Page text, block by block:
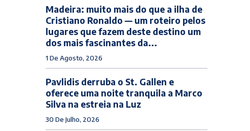
Madeira: muito mais do que a ilha de
Cristiano Ronaldo — um roteiro pelos
lugares que fazem deste destino um
dos mais fascinantes da...
1 De Agosto, 2026
Pavlidis derruba o St. Gallen e
oferece uma noite tranquila a Marco
Silva na estreia na Luz
30 De Julho, 2026